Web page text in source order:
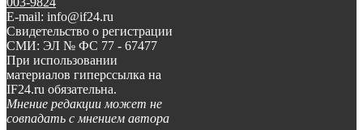
E-mail: info@if24.ru
Свидетельство о регистрации
СМИ: ЭЛ № ФС 77 - 67477
При использовании
материалов гиперссылка на
IF24.ru обязательна.
Мнение редакции может не
совпадать с мнением автора